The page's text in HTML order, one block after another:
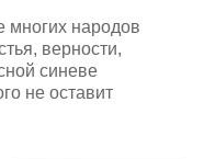
многих народов
верности,
синеве
не оставит